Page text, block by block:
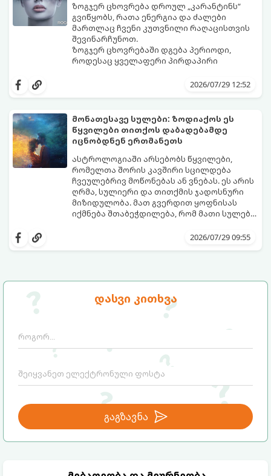
დასვი კითხვა
გაგზავნა
ზოგჯერ ცხოვრება დროულ „კარანტინს“
გვიწყობს, რათა ენერგია და ძალები
მართლაც ჩვენი კუთვნილი რაღაცისთვის
შევინარჩუნოთ.
ზოგჯერ ცხოვრებაში დგება პერიოდი,
როდესაც ყველაფერი პირდაპირი
იშლება მნიშვნელოვანი გარიგებები,
ახლობლებად ვთვლიდით, უეცრად მიდიან.
ასეთ მომენტებში ადვილია
სასოწარკვეთილებაში ჩავარდნა. თუმცა
ეზოთერიკასა და ფსიქოლოგიაში ეს
ფენომენი ხშირად სხვანაირად
განიხილება: როგორც სამყაროს (ან ჩვენი
არაცნობიერის) ფარული დამცავი
მექანიზმების მუშაობა, რომელთაც
რეალური, მაგრამ ჯერ კიდევ უხილავი
საფრთხისგან შორს მივყავართ.
აი, 5 აშკარა ნიშანი იმისა, რომ
მომხდარი მარცხი სასჯელი კი არა,
თქვენი დაცვისკენ მიმართული
სამყაროს მცდელობაა:
2026/07/29 12:52
მონათესავე სულები: ზოდიაქოს ეს
წყვილები თითქოს დაბადებამდე
იცნობდნენ ერთმანეთს
ასტროლოგიაში არსებობს წყვილები,
რომელთა შორის კავშირი სცილდება
ჩვეულებრივ მოწონებას ან ვნებას. ეს არის
ღრმა, სულიერი და თითქმის ჯადოსნური
მიზიდულობა. მათ გვერდით ყოფნისას
იქმნება შთაბეჭდილება, რომ მათი სულები
იდეალურ წყვილებს, რომლებიც
2026/07/29 09:55